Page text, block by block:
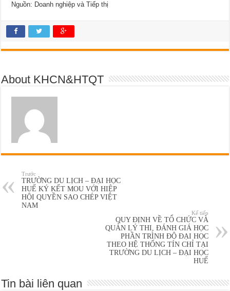
Nguồn: Doanh nghiệp và Tiếp thị
About KHCN&HTQT
Trước
TRƯỜNG DU LỊCH – ĐẠI HỌC
HUẾ KÝ KẾT MOU VỚI HIỆP
HỘI QUYỀN SAO CHÉP VIỆT
NAM
Kế tiếp
QUY ĐỊNH VỀ TỔ CHỨC VÀ
QUẢN LÝ THI, ĐÁNH GIÁ HỌC
PHẦN TRÌNH ĐỘ ĐẠI HỌC
THEO HỆ THỐNG TÍN CHỈ TẠI
TRƯỜNG DU LỊCH – ĐẠI HỌC
HUẾ
Tin bài liên quan